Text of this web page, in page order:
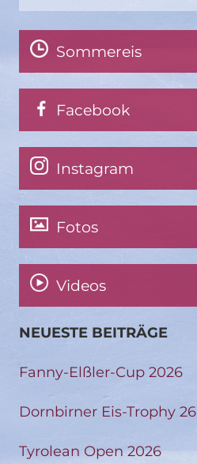
Sommereis
Facebook
Instagram
Fotos
Videos
NEUESTE BEITRÄGE
Fanny-Elßler-Cup 2026
Dornbirner Eis-Trophy 26
Tyrolean Open 2026